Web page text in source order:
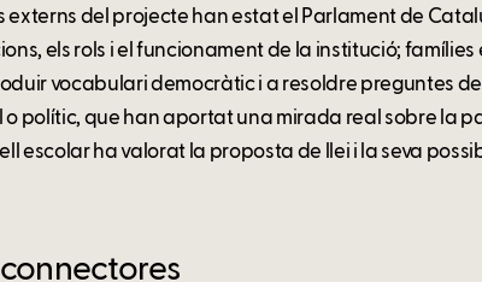
externs del projecte han estat el Parlament de
els rols i el funcionament de la institució;
vocabulari democràtic i a resoldre preguntes
o polític, que han aportat una mirada real sobre la
escolar ha valorat la proposta de llei i la seva